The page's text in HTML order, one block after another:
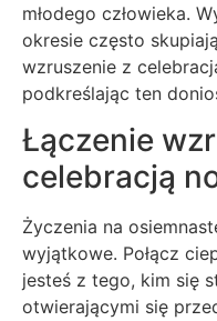
młodego człowieka.
okresie często
wzruszenie z
podkreślając ten
Łączenie
celebracją
Życzenia na
wyjątkowe. Połącz
jesteś z tego, kim się
otwierającymi się